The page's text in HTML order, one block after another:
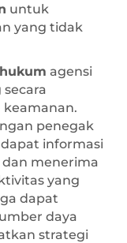
untuk
yang tidak
agensi
penegak
informasi
menerima
yang
dapat
daya
strategi